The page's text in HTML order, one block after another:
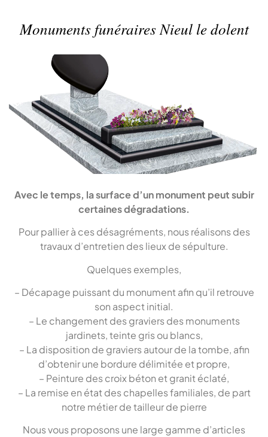
Monuments funéraires Nieul le dolent
Avec le temps, la surface d’un monument peut subir
certaines dégradations.
Pour pallier à ces désagréments, nous réalisons des
travaux d’entretien des lieux de sépulture.
Quelques exemples,
– Décapage puissant du monument afin qu’il retrouve
son aspect initial.
– Le changement des graviers des monuments
jardinets, teinte gris ou blancs,
– La disposition de graviers autour de la tombe, afin
d’obtenir une bordure délimitée et propre,
– Peinture des croix béton et granit éclaté,
– La remise en état des chapelles familiales, de part
notre métier de tailleur de pierre
Nous vous proposons une large gamme d’articles